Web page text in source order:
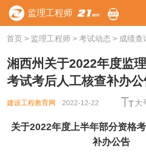
监理工程师
首页> 监理工程师> 考试动态 > 成绩查
湘西州关于2022年度监
考试考后人工核查补办
建设工程教育网 2022-12-22 大
关于2022年度上半年部分资格
补办公告